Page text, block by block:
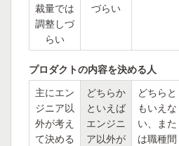
裁量では
調整しづ
らい
づらい
プロダクトの内容を決める人
主にエン
ジニア以
外が考え
て決める
どちらか
といえば
エンジニ
ア以外が
どちらと
もいえな
い、また
は職種間